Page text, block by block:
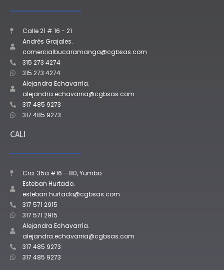
Calle 21 # 16 - 21
Andrés Grajales.
comercialbucaramanga@cgbsas.com
315 273 4274
315 273 4274
Alejandra Echavarría.
alejandra.echavarria@cgbsas.com
317 485 9273
317 485 9273
CALI
Cra. 35a #16 – 80, Yumbo
Esteban Hurtado.
esteban.hurtado@cgbsas.com
317 571 2915
317 571 2915
Alejandra Echavarría.
alejandra.echavarria@cgbsas.com
317 485 9273
317 485 9273